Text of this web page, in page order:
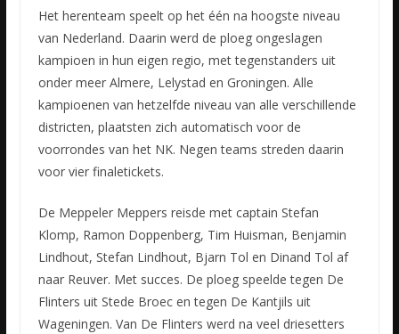
Het herenteam speelt op het één na hoogste niveau
van Nederland. Daarin werd de ploeg ongeslagen
kampioen in hun eigen regio, met tegenstanders uit
onder meer Almere, Lelystad en Groningen. Alle
kampioenen van hetzelfde niveau van alle verschillende
districten, plaatsten zich automatisch voor de
voorrondes van het NK. Negen teams streden daarin
voor vier finaletickets.
De Meppeler Meppers reisde met captain Stefan
Klomp, Ramon Doppenberg, Tim Huisman, Benjamin
Lindhout, Stefan Lindhout, Bjarn Tol en Dinand Tol af
naar Reuver. Met succes. De ploeg speelde tegen De
Flinters uit Stede Broec en tegen De Kantjils uit
Wageningen. Van De Flinters werd na veel driesetters